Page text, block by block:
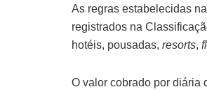
As regras estabelecidas na
registrados na
hotéis, pousadas, resorts,
O valor cobrado por diária